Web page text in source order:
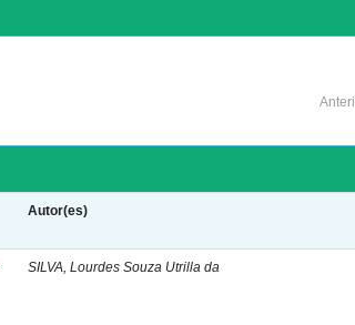
Autor(es)
SILVA, Lourdes Souza Utrilla da